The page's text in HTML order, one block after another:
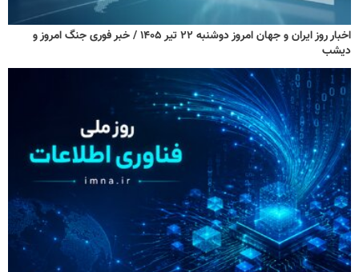
اخبار روز ایران و جهان امروز دوشنبه ۲۲ تیر ۱۴۰۵ / خبر فوری جنگ امروز و
دیشب